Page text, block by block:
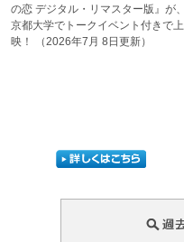
の恋 デジタル ・リマスター版』が、
京都大学でトークイベント付きで上
映！
（2026年7月 8日更新）